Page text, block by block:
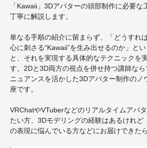
「Kawaii」3Dアバターの頭部制作に必要な
丁寧に解説します。
単なる手順の紹介に留まらず、「どうすれ
心に刺さる“Kawaii”を生み出せるのか」と
と、それを実現する具体的なテクニックを
す。2Dと3D両方の視点を併せ持つ講師な
ニュアンスを活かした3Dアバター制作のノ
座です。
VRChatやVTuberなどのリアルタイムアバ
たい方、3Dモデリングの経験はあるけれど
の表現に悩んでいる方などにお届けできた